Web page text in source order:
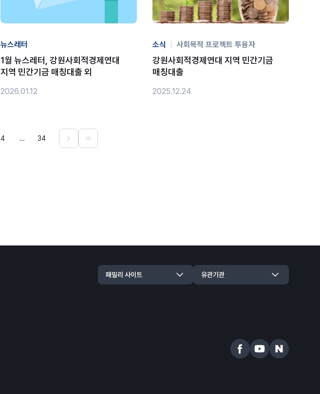
뉴스레터
1월 뉴스레터, 강원사회적경제연대
지역 민간기금 매칭대출 외
2026.01.12
소식 사회목적 프로젝트 투융자
강원사회적경제연대 지역 민간기금
매칭대출
2025.12.24
4 … 34